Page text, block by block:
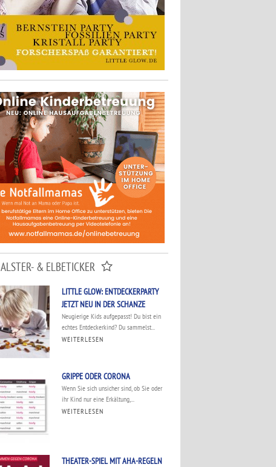
ALSTER- & ELBETICKER
LITTLE GLOW: ENTDECKERPARTY
JETZT NEU IN DER SCHANZE
Neugierige Kids aufgepasst! Du bist ein
echtes Entdeckerkind? Du sammelst...
WEITERLESEN
GRIPPE ODER CORONA
Wenn Sie sich unsicher sind, ob Sie oder
ihr Kind nur eine Erkältung,...
WEITERLESEN
THEATER-SPIEL MIT AHA-REGELN